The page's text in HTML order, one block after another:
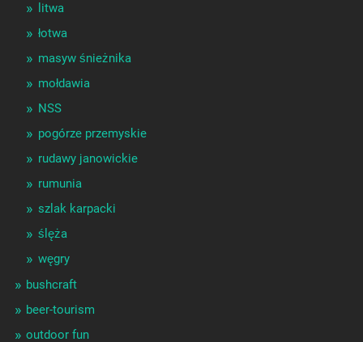
litwa
łotwa
masyw śnieżnika
mołdawia
NSS
pogórze przemyskie
rudawy janowickie
rumunia
szlak karpacki
ślęża
węgry
bushcraft
beer-tourism
outdoor fun